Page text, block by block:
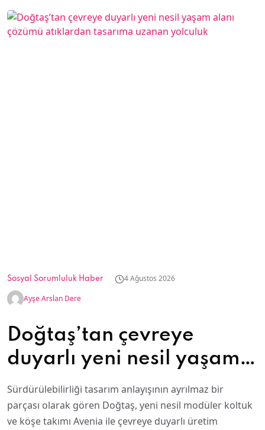
Sosyal Sorumluluk Haber
4 Ağustos 2026
Ayşe Arslan Dere
Doğtaş’tan çevreye
duyarlı yeni nesil yaşam
alanı çözümü atıklardan
tasarıma uzanan yolculuk
Sürdürülebilirliği tasarım anlayışının ayrılmaz bir
parçası olarak gören Doğtaş, yeni nesil modüler koltuk
ve köşe takımı Avenia ile çevreye duyarlı üretim